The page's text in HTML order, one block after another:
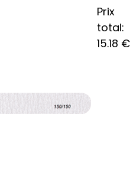
Prix
total:
15.18 €